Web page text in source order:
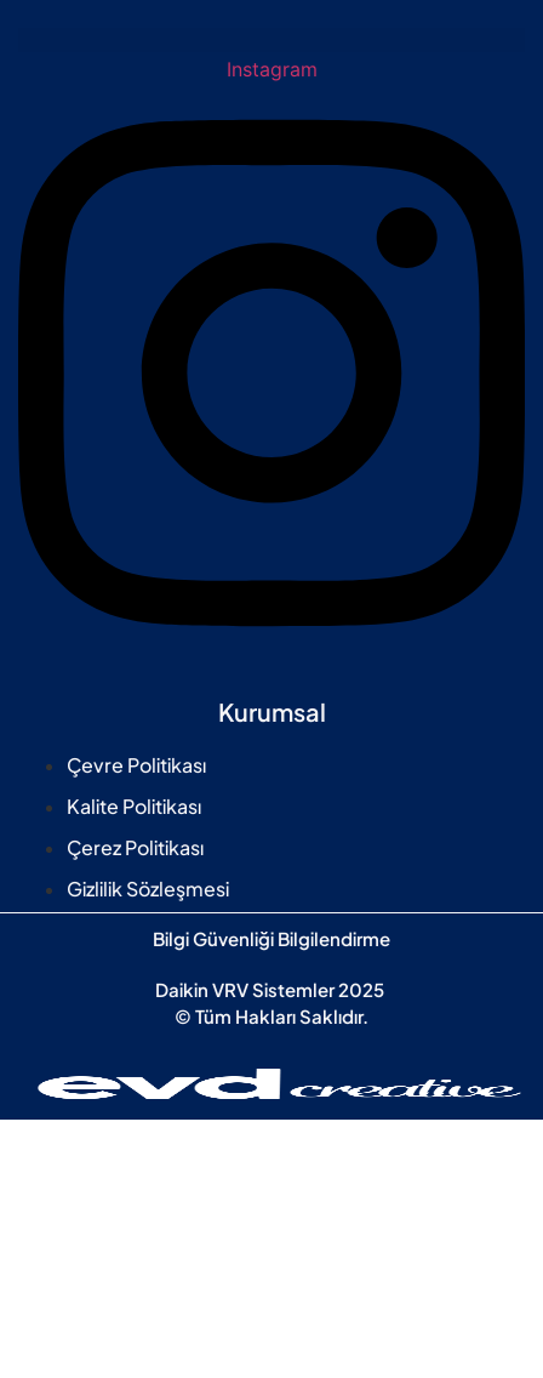
Instagram
Kurumsal
Çevre Politikası
Kalite Politikası
Çerez Politikası
Gizlilik Sözleşmesi
Bilgi Güvenliği Bilgilendirme
Daikin VRV Sistemler 2025
© Tüm Hakları Saklıdır.